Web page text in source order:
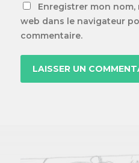
Enregistrer mon
web dans le navigateur
commentaire.